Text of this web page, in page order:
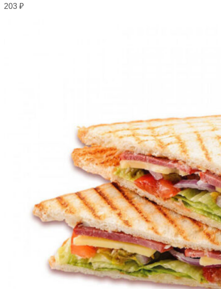
203 ₽